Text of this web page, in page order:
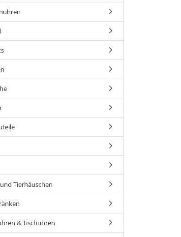
Tierhäuschen
& Tischuhren